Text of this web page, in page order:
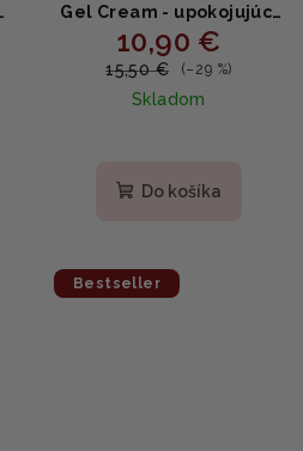
Gel Cream - upokojujúci
krém so centellou 60ml
10,90 €
15,50 € (–29 %)
Skladom
produktu
Do košíka
Bestseller